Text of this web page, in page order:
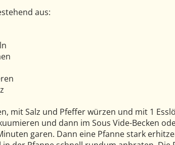
aus:
mit Salz und Pfeffer würzen und mit 1
und dann im Sous Vide-Becken
garen. Dann eine Pfanne stark